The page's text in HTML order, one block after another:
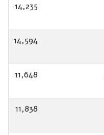
14,235
14,594
11,648
11,838